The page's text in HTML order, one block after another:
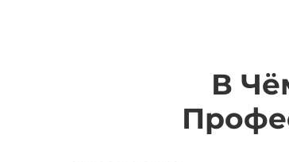
В